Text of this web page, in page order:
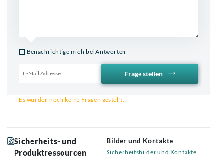
Benachrichtige mich bei Antworten
Frage stellen
Es wurden noch keine Fragen gestellt.
Sicherheits- und
Produktressourcen
Bilder und Kontakte
Sicherheitsbilder und Kontakte